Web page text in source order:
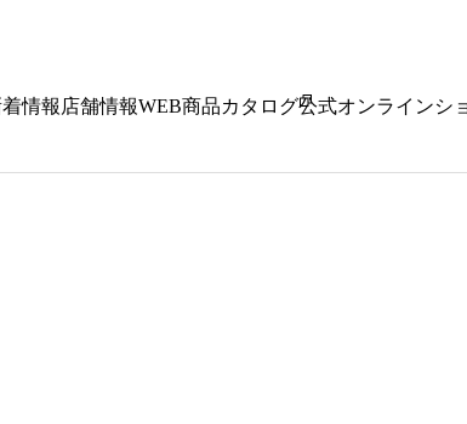
情報 店舗情報WEB商品カタログ公式オンラインシ